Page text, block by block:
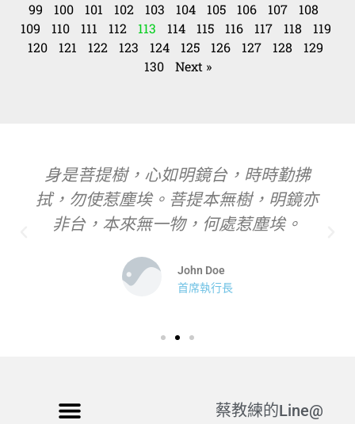
99
100 101 102 103 104 105 106 107
108
109
110 111 112 113 114 115 116 117 118
119
120
121 122 123 124 125 126 127 128
129
130
Next »
身是菩提樹，心如明鏡台，時時勤拂
拭，勿使惹塵埃。菩提本無樹，明鏡亦
非台，本來無一物，何處惹塵埃。
John Doe
首席執行長
蔡教練的Line@